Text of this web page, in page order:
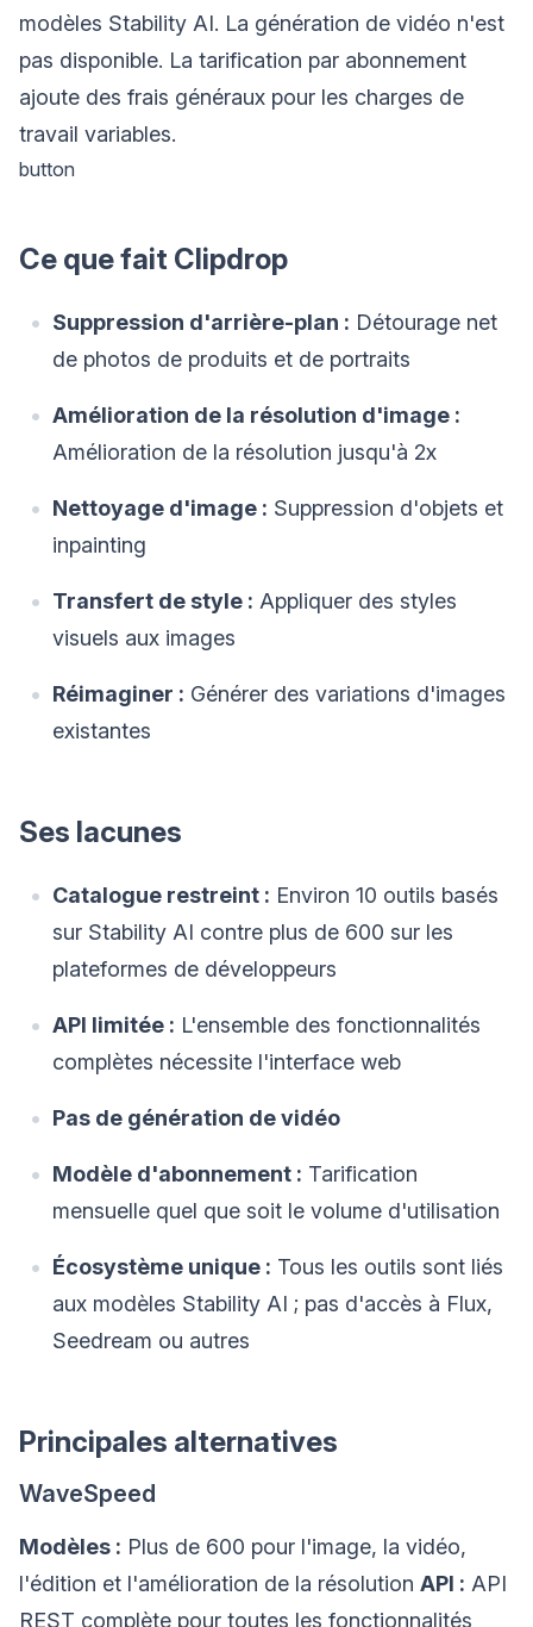
modèles Stability AI. La génération de vidéo n'est
pas disponible. La tarification par abonnement
ajoute des frais généraux pour les charges de
travail variables.
button
Ce que fait Clipdrop
Suppression d'arrière-plan : Détourage net
de photos de produits et de portraits
Amélioration de la résolution d'image :
Amélioration de la résolution jusqu'à 2x
Nettoyage d'image : Suppression d'objets et
inpainting
Transfert de style : Appliquer des styles
visuels aux images
Réimaginer : Générer des variations d'images
existantes
Ses lacunes
Catalogue restreint : Environ 10 outils basés
sur Stability AI contre plus de 600 sur les
plateformes de développeurs
API limitée : L'ensemble des fonctionnalités
complètes nécessite l'interface web
Pas de génération de vidéo
Modèle d'abonnement : Tarification
mensuelle quel que soit le volume d'utilisation
Écosystème unique : Tous les outils sont liés
aux modèles Stability AI ; pas d'accès à Flux,
Seedream ou autres
Principales alternatives
WaveSpeed
Modèles : Plus de 600 pour l'image, la vidéo,
l'édition et l'amélioration de la résolution API : API
REST complète pour toutes les fonctionnalités